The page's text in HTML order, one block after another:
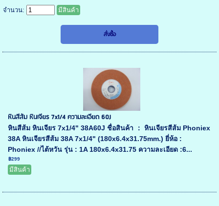
จำนวน: มีสินค้า
หินสีส้ม หินเจียร 7x1/4 ความละเอียด 60J
หินสีส้ม หินเจียร 7x1/4" 38A60J ชื่อสินค้า ： หินเจียรสีส้ม Phoniex
38A หินเจียรสีส้ม 38A 7x1/4" (180x6.4x31.75mm.) ยี่ห้อ :
Phoniex //ไต้หวัน รุ่น : 1A 180x6.4x31.75 ความละเอียด :6...
฿299
มีสินค้า